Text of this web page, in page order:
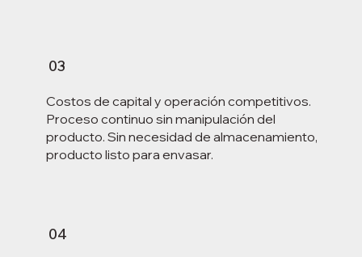
03
Costos de capital y operación competitivos.
Proceso continuo sin manipulación del
producto. Sin necesidad de almacenamiento,
producto listo para envasar.
04